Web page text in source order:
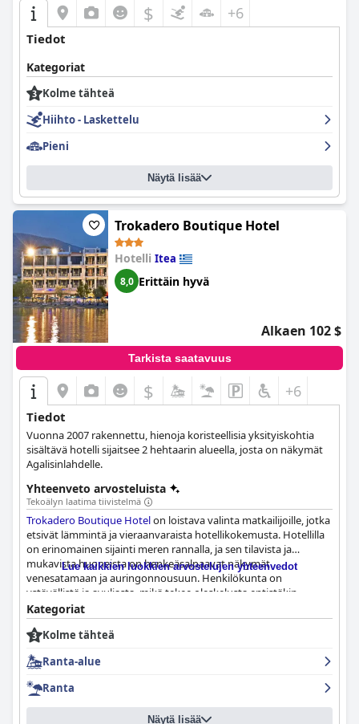
$ +6
Tiedot
Kategoriat
Kolme tähteä
Hiihto - Laskettelu
Pieni
Näytä lisää
Trokadero Boutique Hotel
Hotelli Itea
8,0 Erittäin hyvä
Alkaen 102 $
Tarkista saatavuus
$ +6
Tiedot
Vuonna 2007 rakennettu, hienoja koristeellisia yksityiskohtia
sisältävä hotelli sijaitsee 2 hehtaarin alueella, josta on näkymät
Agalisinlahdelle.
Yhteenveto arvosteluista
Tekoälyn laatima tiivistelmä
Trokadero Boutique Hotelon loistava valinta matkailijoille, jotka
etsivät lämmintä ja vieraanvaraista hotellikokemusta. Hotellilla
on erinomainen sijainti meren rannalla, ja sen tilavista ja
mukavista huoneista on henkeäsalpaavat näkymät
venesatamaan ja auringonnousuun. Henkilökunta on
ystävällistä ja avuliasta, mikä tekee oleskelusta entistäkin
miellyttävämmän. Asiakkaat voivat nauttia suorasta pääsystä
yksityiselle rannalle ja helposta pysäköinnistä. Aamiainen on
herkullinen, runsas ja antelias, ja siinä on monia eri vaihtoehtoja
mukavat sängyt ja upeat merinäköalat. Hotellin henkilökunta
on erinomaista, ja monet vieraat kuvaavat heitä ystävällisiksi,
avuliaiksi ja huomaavaisiksi. Hotellin suora pääsy rannalle ja
kaunis, rauhallinen ympäristö tekevät siitä erinomaisen valinnan
Lue kaikkien luokkien arvostelujen yhteenvedot
Kategoriat
Kolme tähteä
Ranta-alue
Ranta
Näytä lisää